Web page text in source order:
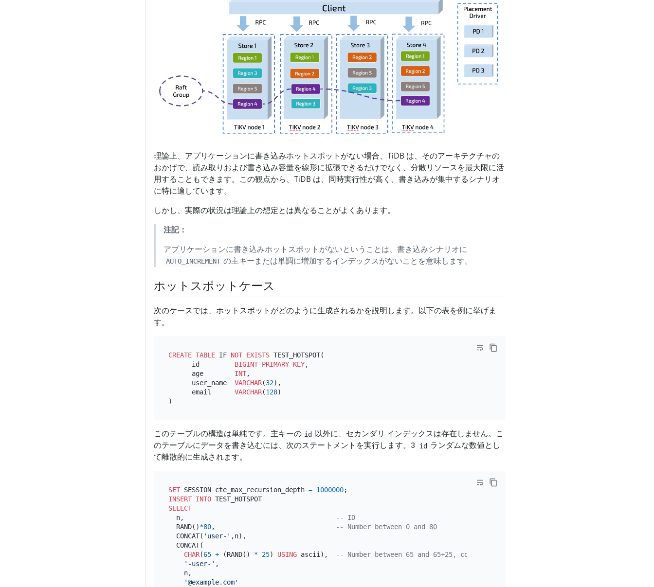
理論上、アプリケーションに書き込みホットスポットがない場合、TiDB は、そのアーキテクチャの
おかげで、読み取りおよび書き込み容量を線形に拡張できるだけでなく、分散リソースを最大限に活
用することもできます。この観点から、TiDB は、同時実行性が高く、書き込みが集中するシナリオ
に特に適しています。
しかし、実際の状況は理論上の想定とは異なることがよくあります。
注記：
アプリケーションに書き込みホットスポットがないということは、書き込みシナリオに
AUTO_INCREMENT の主キーまたは単調に増加するインデックスがないことを意味します。
ホットスポットケース
次のケースでは、ホットスポットがどのように生成されるかを説明します。以下の表を例に挙げま
す。
CREATE TABLE IF NOT EXISTS TEST_HOTSPOT(
      id
BIGINT PRIMARY KEY,
      age
INT,
      user_name
VARCHAR(32),
      email
VARCHAR(128)
このテーブルの構造は単純です。主キーの id 以外に、セカンダリ インデックスは存在しません。こ
のテーブルにデータを書き込むには、次のステートメントを実行します。3
id ランダムな数値とし
て離散的に生成されます。
SET SESSION cte_max_recursion_depth = 1000000
INSERT INTO
TEST_HOTSPOT
SELECT
  n,
-- ID
  RAND()
*80,
-- Number between 0 and 80
  CONCAT(
'user-' ,n),
  CONCAT(
CHAR(65 + (RAND() * 25) USING ascii),
-- Number between 65 and 65+25, converted to a character, A-Z
'-user-' ,
    n,
'@example.com'